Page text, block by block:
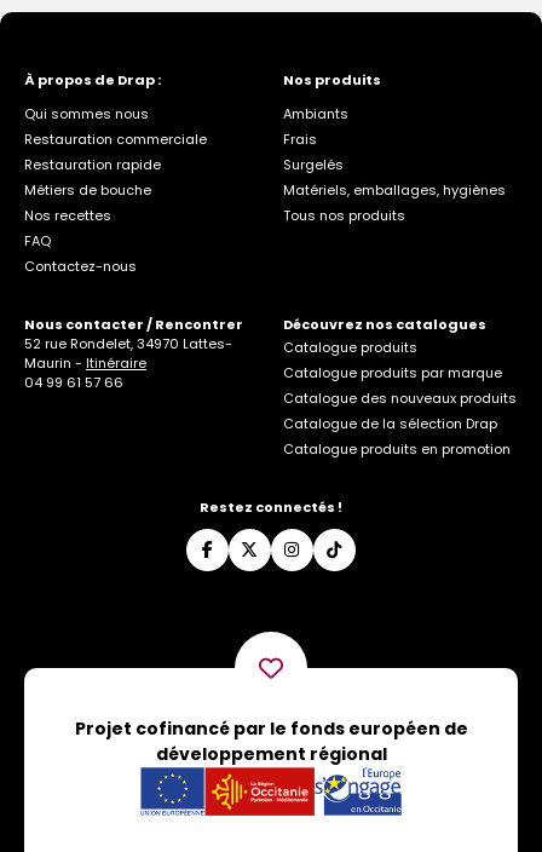
À propos de Drap :
Qui sommes nous
Restauration commerciale
Restauration rapide
Métiers de bouche
Nos recettes
FAQ
Contactez-nous
Nos produits
Ambiants
Frais
Surgelés
Matériels, emballages, hygiènes
Tous nos produits
Nous contacter / Rencontrer
52 rue Rondelet, 34970 Lattes-
Maurin - Itinéraire
04 99 61 57 66
Découvrez nos catalogues
Catalogue produits
Catalogue produits par marque
Catalogue des nouveaux produits
Catalogue de la sélection Drap
Catalogue produits en promotion
Restez connectés !
Projet cofinancé par le fonds européen de
développement régional